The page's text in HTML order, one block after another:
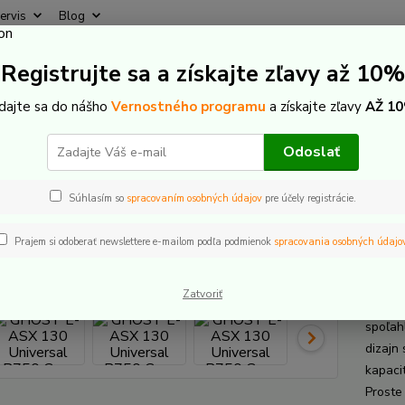
Blog
Hľadať
(Po-
Elektrobicykle Celoodpružené GHOST E-ASX 130
E-ASX 130 Universal B750
dizajn
Registrujte sa a získajte zľavy až 10%
sa do nášho Vernostného programu a získajte zľavy AŽ
Odoslať
Súhlasím so spracovaním osobných údajovpre účely registrácie.
Prajem si odoberať newslettere e-mailom podľa podmienok spracovania osobných
Zatvoriť